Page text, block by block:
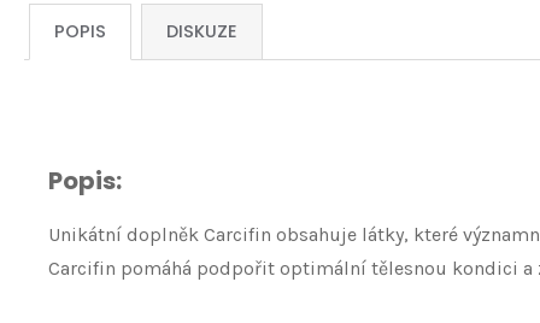
POPIS DISKUZE
Popis:
Unikátní doplněk Carcifin obsahuje látky, které
Carcifin pomáhá podpořit optimální tělesnou kondici